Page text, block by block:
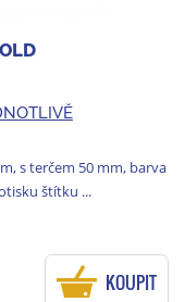
s terčem 50 mm, barva
štítku ...
KOUPIT